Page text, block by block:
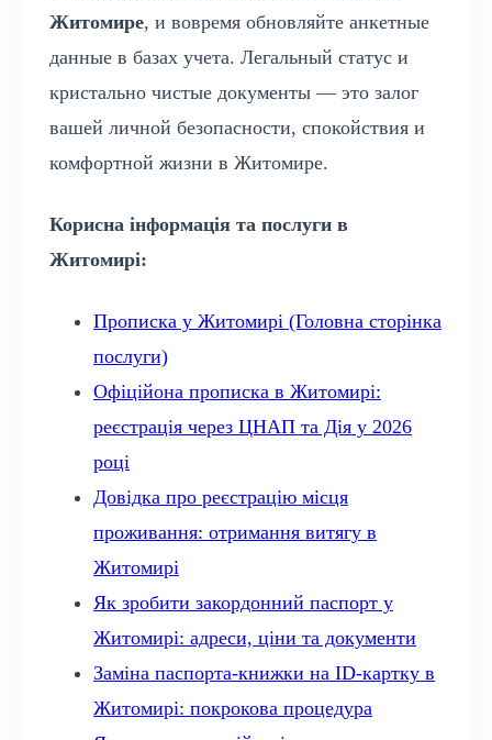
Житомире, и вовремя обновляйте анкетные
данные в базах учета. Легальный статус и
кристально чистые документы — это залог
вашей личной безопасности, спокойствия и
комфортной жизни в Житомире.
Корисна інформація та послуги в
Житомирі:
Прописка у Житомирі (Головна сторінка
послуги)
Офіційона прописка в Житомирі:
реєстрація через ЦНАП та Дія у 2026
році
Довідка про реєстрацію місця
проживання: отримання витягу в
Житомирі
Як зробити закордонний паспорт у
Житомирі: адреси, ціни та документи
Заміна паспорта-книжки на ID-картку в
Житомирі: покрокова процедура